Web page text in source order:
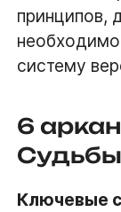
принципов,
систему
6
Ключевые